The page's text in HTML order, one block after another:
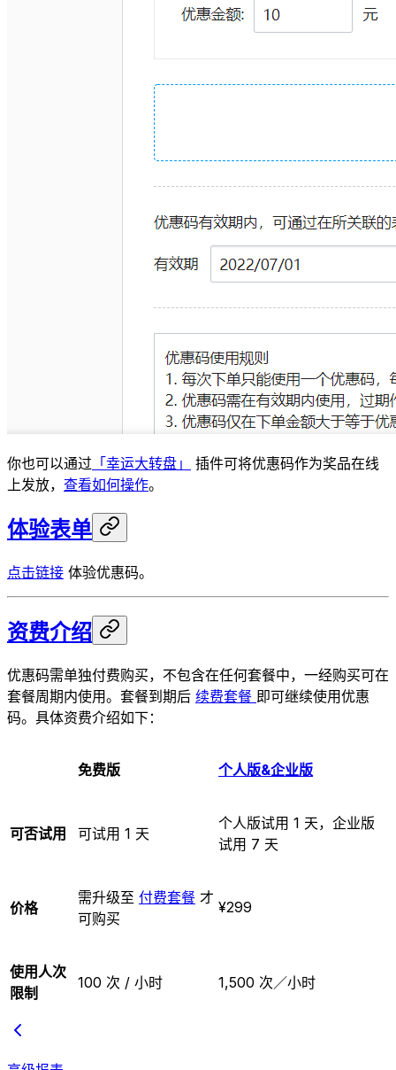
你也可以通过 「幸运大转盘」
插件可将优惠码作为奖品在线
上发放， 查看如何操作。
体验表单
点击链接 体验优惠码。
资费介绍
优惠码需单独付费购买，不包含在任何套餐中，一经购买可在
套餐周期内使用。套餐到期后 续费套餐 即可继续使用优惠
码。具体资费介绍如下：
免费版 个人版&企业版
可否试用 可试用 1 天
个人版试用 1 天，企业版
试用 7 天
价格
需升级至 付费套餐 才
可购买
¥299
使用人次
限制
100 次 / 小时 1,500 次／小时